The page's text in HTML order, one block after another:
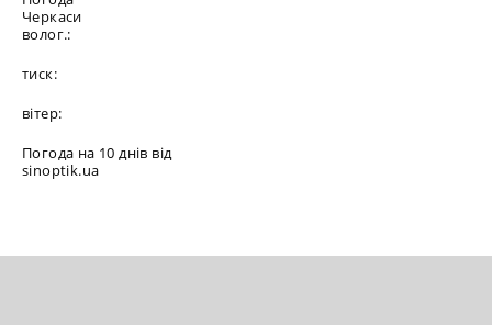
Черкаси
волог.:
тиск:
вітер:
Погода на 10 днів від
sinoptik.ua